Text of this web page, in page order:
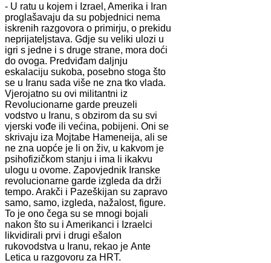
- U ratu u kojem i Izrael, Amerika i Iran
proglašavaju da su pobjednici nema
iskrenih razgovora o primirju, o prekidu
neprijateljstava. Gdje su veliki ulozi u
igri s jedne i s druge strane, mora doći
do ovoga. Predviđam daljnju
eskalaciju sukoba, posebno stoga što
se u Iranu sada više ne zna tko vlada.
Vjerojatno su ovi militantni iz
Revolucionarne garde preuzeli
vodstvo u Iranu, s obzirom da su svi
vjerski vođe ili većina, pobijeni. Oni se
skrivaju iza Mojtabe Hameneija, ali se
ne zna uopće je li on živ, u kakvom je
psihofizičkom stanju i ima li ikakvu
ulogu u ovome. Zapovjednik Iranske
revolucionarne garde izgleda da drži
tempo. Arakči i Pazeškijan su zapravo
samo, samo, izgleda, nažalost, figure.
To je ono čega su se mnogi bojali
nakon što su i Amerikanci i Izraelci
likvidirali prvi i drugi ešalon
rukovodstva u Iranu, rekao je Ante
Letica u razgovoru za HRT.